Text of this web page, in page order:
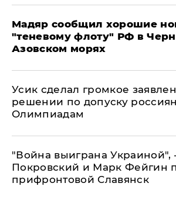
Мадяр сообщил хорошие
"теневому флоту" РФ в
Азовском морях
Усик сделал громкое
решении по допуску
Олимпиадам
"Война выиграна Украиной",
Покровский и Марк Фейгин
прифронтовой Славянск